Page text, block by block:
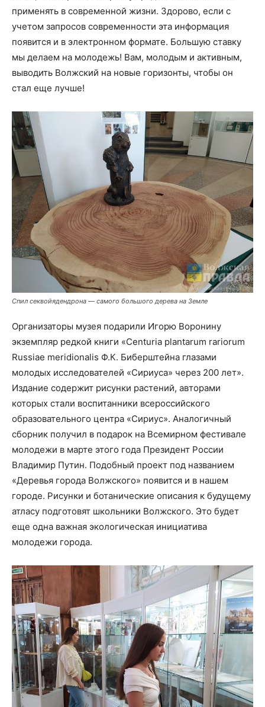
применять в современной жизни. Здорово, если с
учетом запросов современности эта информация
появится и в электронном формате. Большую ставку
мы делаем на молодежь! Вам, молодым и активным,
выводить Волжский на новые горизонты, чтобы он
стал еще лучше!
Спил секвойядендрона — самого большого дерева на Земле
Организаторы музея подарили Игорю Воронину
экземпляр редкой книги «Centuria plantarum rariorum
Russiae meridionalis Ф.К. Биберштейна глазами
молодых исследователей «Сириуса» через 200 лет».
Издание содержит рисунки растений, авторами
которых стали воспитанники всероссийского
образовательного центра «Сириус». Аналогичный
сборник получил в подарок на Всемирном фестивале
молодежи в марте этого года Президент России
Владимир Путин. Подобный проект под названием
«Деревья города Волжского» появится и в нашем
городе. Рисунки и ботанические описания к будущему
атласу подготовят школьники Волжского. Это будет
еще одна важная экологическая инициатива
молодежи города.